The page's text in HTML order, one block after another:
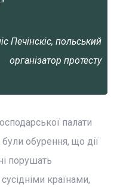
Печінскіс, польський
організатор протесту
палати
обурення, що дії
порушать
країнами,